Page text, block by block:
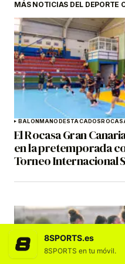
MÁS NOTICIAS DEL DEPORTE
BALONMANODESTACADOS
El Rocasa Gran
en la pretemporada
Torneo Internacional
8SPORTS.es
8SPORTS en tu móvil.